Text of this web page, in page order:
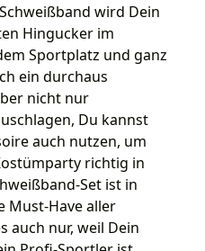
wird Dein
Hingucker im
Sportplatz und ganz
ein durchaus
nicht nur
Du kannst
auch nutzen, um
richtig in
Set ist in
Must-Have aller
auch nur, weil Dein